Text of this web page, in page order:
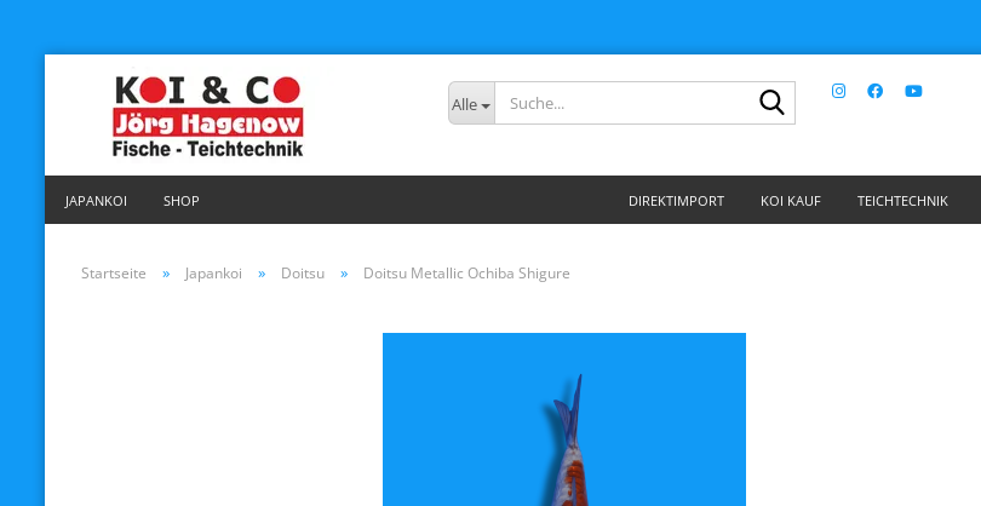
Alle
Suche...
JAPANKOI SHOP DIREKTIMPORT KOI KAUF TEICHTECHNIK
Startseite » Japankoi » Doitsu » Doitsu Metallic Ochiba Shigure